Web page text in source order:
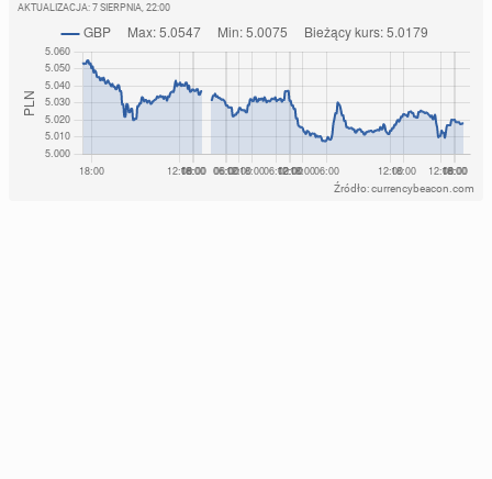
AKTUALIZACJA: 7 SIERPNIA, 22:00
Źródło: currencybeacon.com